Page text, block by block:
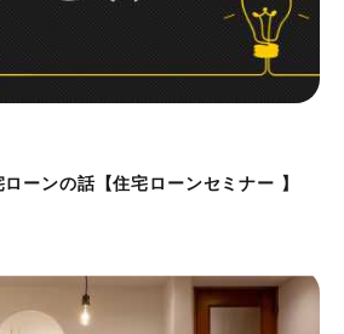
ーンの話【住宅ローンセミナー 】